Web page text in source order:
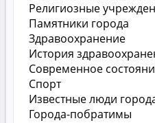
Религиозные
Памятники города
Здравоохранение
История
Современное
Спорт
Известные люди
Города-побратимы